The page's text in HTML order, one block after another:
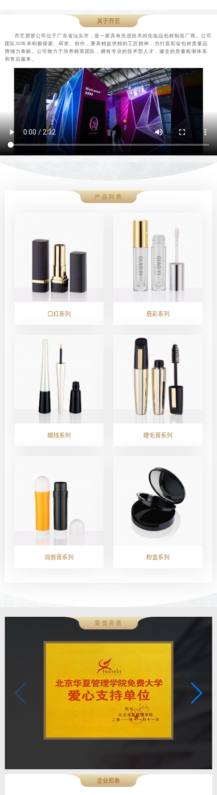
关于乔艺
乔艺塑胶公司位于广东省汕头市，是一家具有先进技术的化妆品包材制造厂商。公司
团队30年来积极探索、研发、创作，秉承精益求精的工匠精神，为打造彩妆包材质量品
牌倾力奉献。公司致力于培养精英团队，拥有专业的技术型人才，健全的质量检测体系
和售后服务。
产品列表
口红系列 唇彩系列
眼线系列 睫毛膏系列
润唇膏系列 粉盒系列
荣誉资质
企业形象